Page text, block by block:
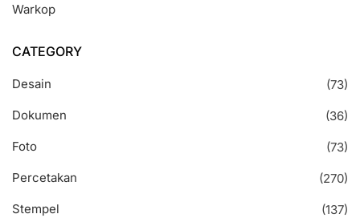
Warkop
CATEGORY
Desain
(73)
Dokumen
(36)
Foto
(73)
Percetakan
(270)
Stempel
(137)